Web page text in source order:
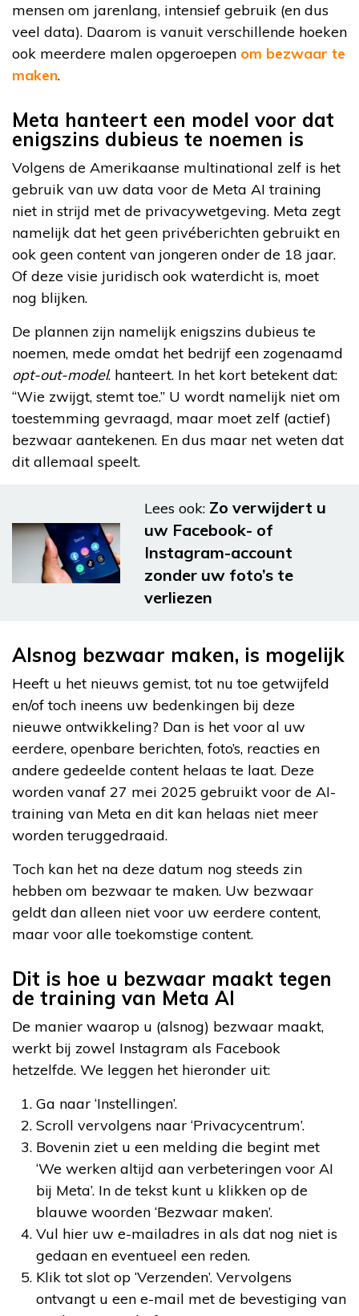
mensen om jarenlang, intensief gebruik (en dus
veel data). Daarom is vanuit verschillende hoeken
ook meerdere malen opgeroepen om bezwaar te
maken.
Meta hanteert een model voor dat
enigszins dubieus te noemen is
Volgens de Amerikaanse multinational zelf is het
gebruik van uw data voor de Meta AI training
niet in strijd met de privacywetgeving. Meta zegt
namelijk dat het geen privéberichten gebruikt en
ook geen content van jongeren onder de 18 jaar.
Of deze visie juridisch ook waterdicht is, moet
nog blijken.
De plannen zijn namelijk enigszins dubieus te
noemen, mede omdat het bedrijf een zogenaamd
opt-out-model. hanteert. In het kort betekent dat:
“Wie zwijgt, stemt toe.” U wordt namelijk niet om
toestemming gevraagd, maar moet zelf (actief)
bezwaar aantekenen. En dus maar net weten dat
dit allemaal speelt.
Lees ook: Zo verwijdert u
uw Facebook- of
Instagram-account
zonder uw foto’s te
verliezen
Alsnog bezwaar maken, is mogelijk
Heeft u het nieuws gemist, tot nu toe getwijfeld
en/of toch ineens uw bedenkingen bij deze
nieuwe ontwikkeling? Dan is het voor al uw
eerdere, openbare berichten, foto’s, reacties en
andere gedeelde content helaas te laat. Deze
worden vanaf 27 mei 2025 gebruikt voor de AI-
training van Meta en dit kan helaas niet meer
worden teruggedraaid.
Toch kan het na deze datum nog steeds zin
hebben om bezwaar te maken. Uw bezwaar
geldt dan alleen niet voor uw eerdere content,
maar voor alle toekomstige content.
Dit is hoe u bezwaar maakt tegen
de training van Meta AI
De manier waarop u (alsnog) bezwaar maakt,
werkt bij zowel Instagram als Facebook
hetzelfde. We leggen het hieronder uit:
Ga naar ‘Instellingen’.
Scroll vervolgens naar ‘Privacycentrum’.
Bovenin ziet u een melding die begint met
‘We werken altijd aan verbeteringen voor AI
bij Meta’. In de tekst kunt u klikken op de
blauwe woorden ‘Bezwaar maken’.
Vul hier uw e-mailadres in als dat nog niet is
gedaan en eventueel een reden.
Klik tot slot op ‘Verzenden’. Vervolgens
ontvangt u een e-mail met de bevestiging van